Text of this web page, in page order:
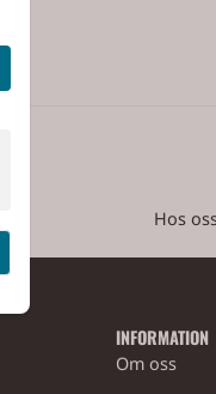
Hos
INFORMATION
Om oss